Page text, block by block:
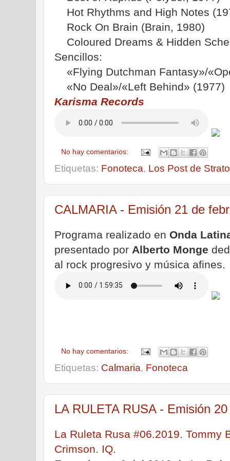
Hot Rhythms and High Notes
Rock On Brain (Brain, 1980)
Coloured Dreams & Hidden
Sencillos:
«Flying Dutchman Fantasy»/
«No Deal»/«Left Behind» (1977)
Karisma Records
No hay comentarios:
Etiquetas: Fonoteca, Los Post de
CALMARIA - Emisión 21 de
Programa realizado en Onda
presentado por Alberto Monge
al rock progresivo y música afines.
No hay comentarios:
Etiquetas: Calmaria, Fonoteca
LA RULETA RUSA - Emisión
La Ruleta Rusa #06.2019. Tommy
Crimson. IQ.